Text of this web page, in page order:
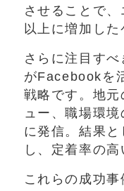
させることで
以上に増加した
さらに注目す
がFacebookを
戦略です。地
ュー、職場環
に発信。結果
し、定着率の
これらの成功